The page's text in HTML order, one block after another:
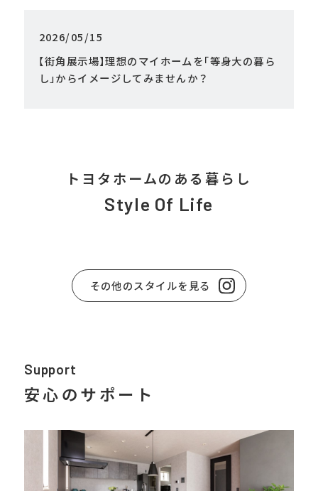
2026/05/15
【街角展示場】理想のマイホームを「等身大の暮ら
し 」からイメージしてみませんか？
トヨタホームのある暮らし
Style Of Life
その他のスタイルを見る
Support
安心のサポート